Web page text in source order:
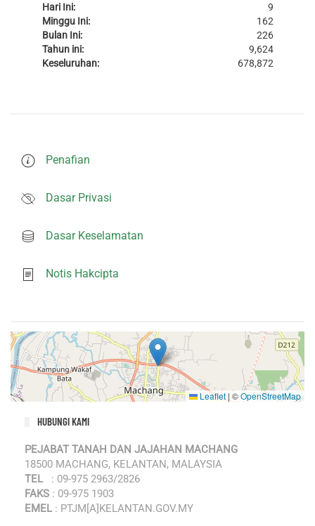
Hari Ini:
9
Minggu Ini:
162
Bulan Ini:
226
Tahun ini:
9,624
Keseluruhan:
678,872
Penafian
Dasar Privasi
Dasar Keselamatan
Notis Hakcipta
Leaflet | ©OpenStreetMap
HUBUNGI KAMI
PEJABAT TANAH DAN JAJAHAN MACHANG
18500 MACHANG, KELANTAN, MALAYSIA
TEL: 09-975 2963/2826
FAKS : 09-975 1903
EMEL: PTJM[A]KELANTAN.GOV.MY